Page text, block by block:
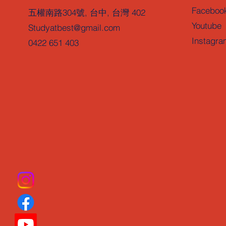
五權南路304號, 台中, 台灣 402
Studyatbest@gmail.com
0422 651 403
Youtube